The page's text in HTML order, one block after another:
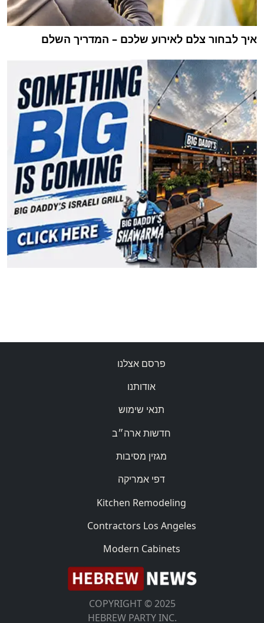
איך לבחור צלם לאירוע שלכם – המדריך השלם
פרסם אצלנו
אודותנו
תנאי שימוש
חדשות ארה״ב
מגזין מסיבות
דפי אמריקה
Kitchen Remodeling
Contractors Los Angeles
Modern Cabinets
COPYRIGHT © 2025
HEBREW PARTY INC.